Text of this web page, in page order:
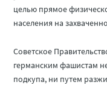
целью прямое
населения на
Советское
германским фашистам
подкупа, ни путем